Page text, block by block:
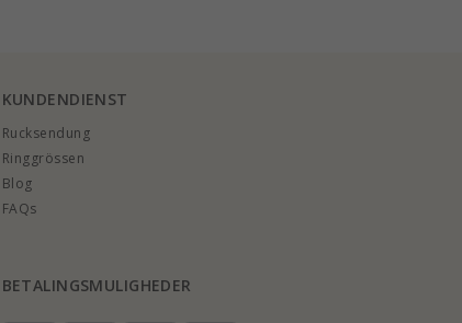
KUNDENDIENST
Rucksendung
Ringgrössen
Blog
FAQs
BETALINGSMULIGHEDER